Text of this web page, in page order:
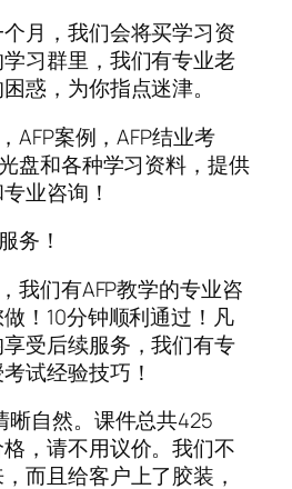
月，我们会将买学习资
习群里，我们有专业老
惑，为你指点迷津。
AFP案例，AFP结业考
盘和各种学习资料，提供
业咨询！
务！
我们有AFP教学的专业咨
！10分钟顺利通过！凡
受后续服务，我们有专
试经验技巧！
晰自然。课件总共425
，请不用议价。我们不
而且给客户上了胶装，